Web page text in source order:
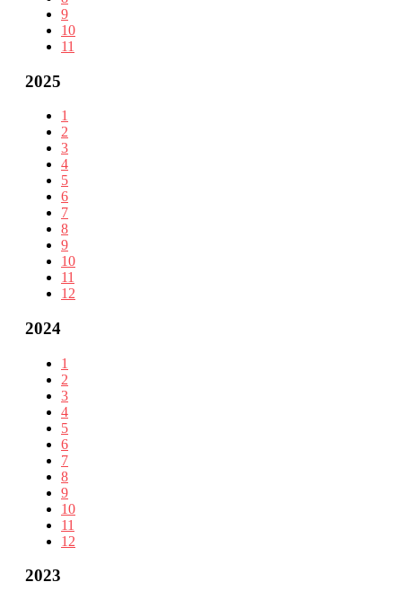
9
10
11
2025
1
2
3
4
5
6
7
8
9
10
11
12
2024
1
2
3
4
5
6
7
8
9
10
11
12
2023